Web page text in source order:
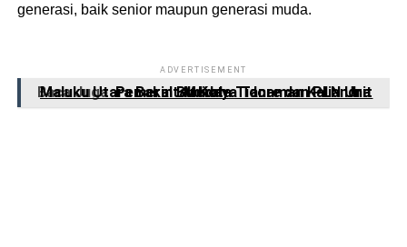
generasi, baik senior maupun generasi muda.
ADVERTISEMENT
Baca Juga Pemerintah Kota Tidore dan PLN Unit Maluku Utara Bakal Budidaya Tanaman Kaliandra Merah